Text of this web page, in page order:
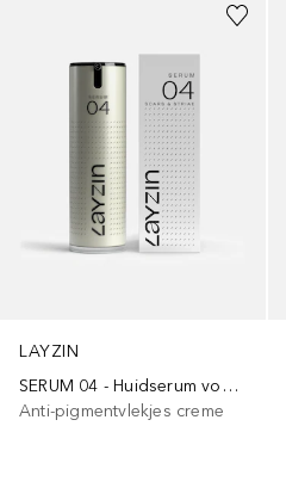
LAYZIN
SERUM 04 - Huidserum voor regeneratie en littekenvermindering
Anti-pigmentvlekjes creme